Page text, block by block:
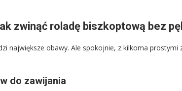
zwinąć roladę biszkoptową bez
największe obawy. Ale spokojnie, z kilkoma prostymi
do zawijania